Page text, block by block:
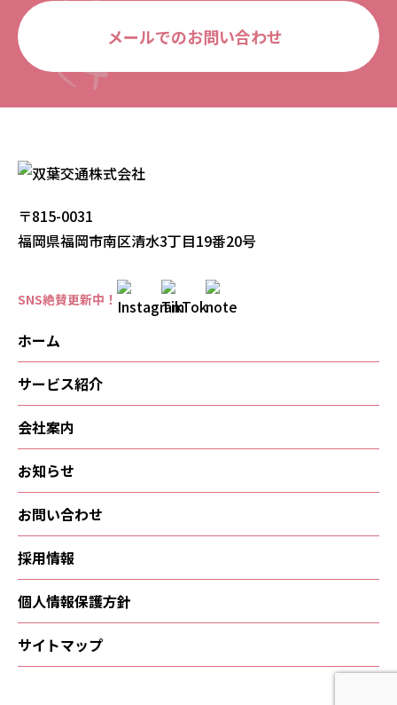
メールでのお問い合わせ
〒815-0031
福岡県福岡市南区清水3丁目19番20号
SNS絶賛更新中！
ホーム
サービス紹介
会社案内
お知らせ
お問い合わせ
採用情報
個人情報保護方針
サイトマップ